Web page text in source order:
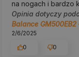
na nogach i bardzo
Opinia dotyczy
Balance GM500EB2
2/6/2025
0
0